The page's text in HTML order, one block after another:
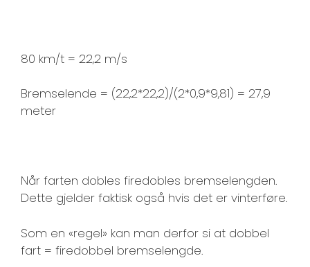
80 km/t = 22,2 m/s
Bremselende = (22,2*22,2)/(2*0,9*9,81) = 27,9
meter
Når farten dobles firedobles bremselengden.
Dette gjelder faktisk også hvis det er vinterføre.
Som en «regel» kan man derfor si at dobbel
fart = firedobbel bremselengde.